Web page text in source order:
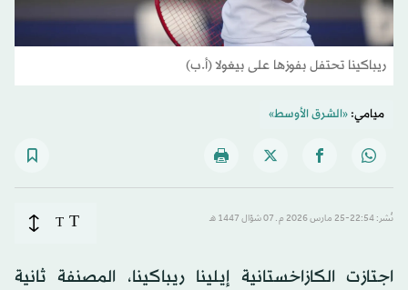
ريباكينا تحتفل بفوزها على بيغولا (أ.ب)
ميامي:«الشرق الأوسط»
نُشر: 22:54-25 مارس 2026 م ـ 07 شوّال 1447 هـ T
T
اجتازت الكازاخستانية إيلينا ريباكينا، المصنفة ثانية